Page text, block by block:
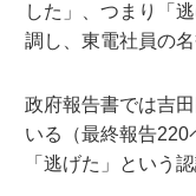
した」、つまり「
調し、東電社員の名
政府報告書では吉
いる（最終報告220
「逃げた」という